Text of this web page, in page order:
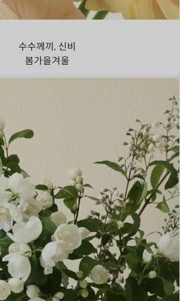
수수께끼, 신비
봄가을겨울